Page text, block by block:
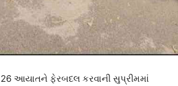
26 આયાતને ફેરબદલ કરવાની સુપ્રીમમાં